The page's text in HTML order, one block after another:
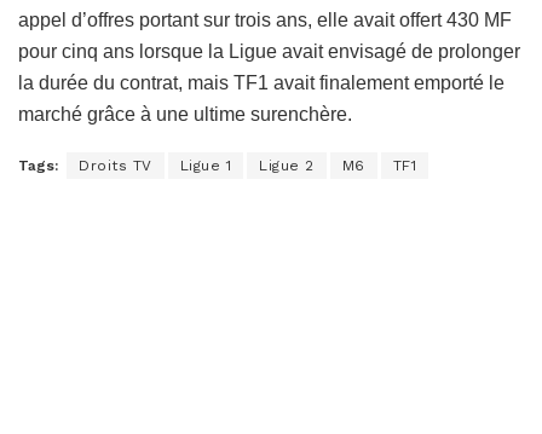
appel d’offres portant sur trois ans, elle avait offert 430 MF
pour cinq ans lorsque la Ligue avait envisagé de prolonger
la durée du contrat, mais TF1 avait finalement emporté le
marché grâce à une ultime surenchère.
Tags: Droits TV Ligue 1 Ligue 2 M6 TF1